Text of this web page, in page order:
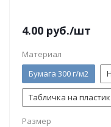
4.00 руб./шт
Материал
Бумага 300 г/м2
Табличка на
Размер